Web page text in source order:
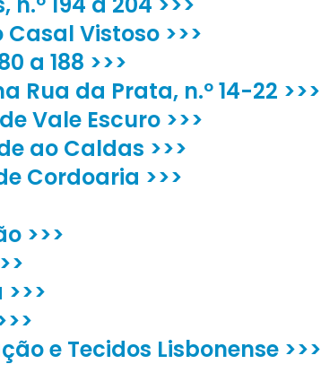
Vistoso >>>
a 188 >>>
Rua da Prata, n.º 14-22 >>>
Vale Escuro >>>
ao Caldas >>>
Cordoaria >>>
>>>
e Tecidos Lisbonense >>>